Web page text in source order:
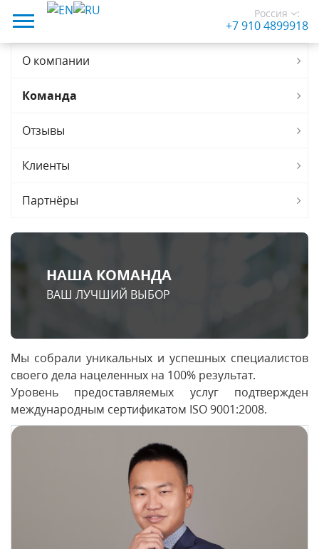
Россия
+7 910 4899918
:
О компании
Команда
Отзывы
Клиенты
Партнёры
НАША КОМАНДА
ВАШ ЛУЧШИЙ ВЫБОР
Мы собрали уникальных и успешных специалистов
своего дела нацеленных на 100% результат.
Уровень предоставляемых услуг подтвержден
международным сертификатом ISO 9001:2008.